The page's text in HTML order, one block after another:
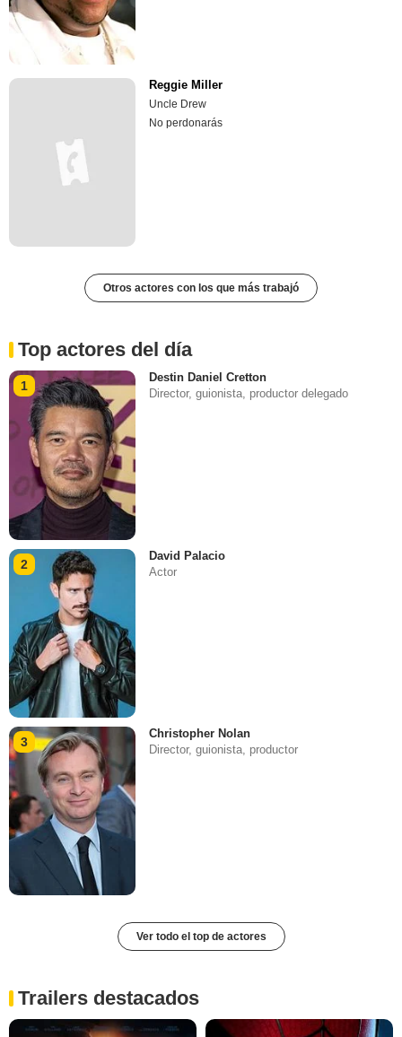
Reggie Miller
Uncle Drew
No perdonarás
Otros actores con los que más trabajó
Top actores del día
1
Destin Daniel Cretton
Director, guionista, productor delegado
2
David Palacio
Actor
3
Christopher Nolan
Director, guionista, productor
Ver todo el top de actores
Trailers destacados